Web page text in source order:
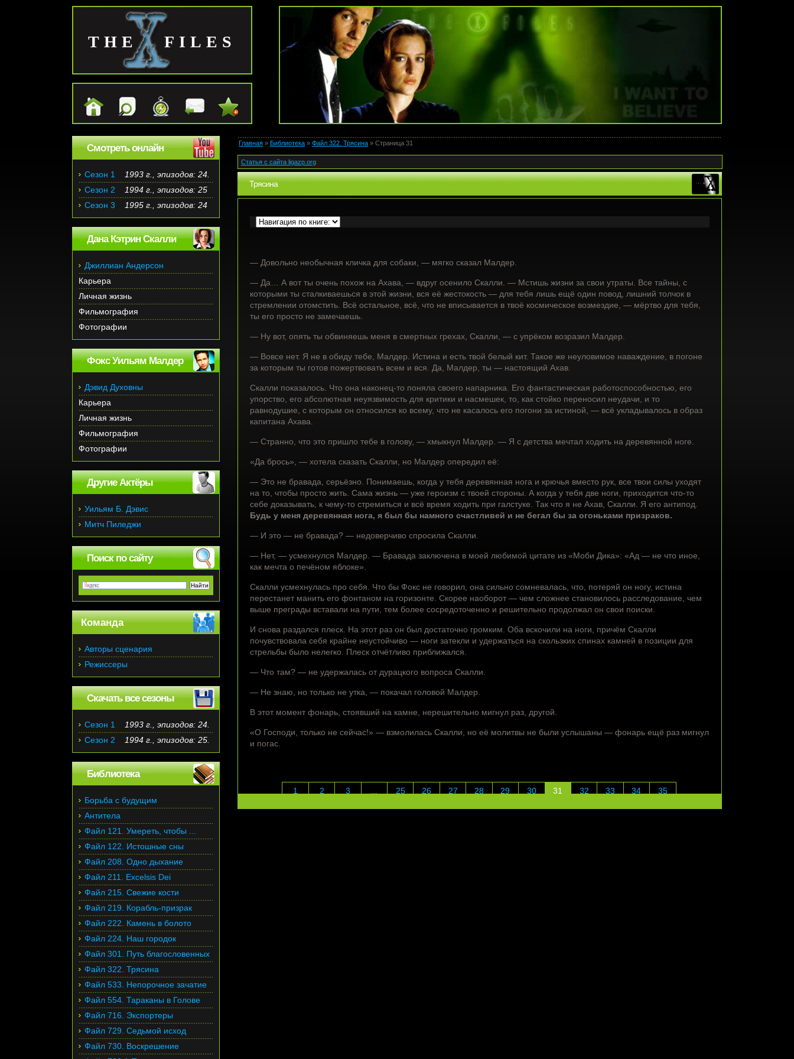
THE FILES
Главная » Библиотека » Файл 322. Трясина » Страница 31
Статья с сайта ligazp.org
Трясина
— Довольно необычная кличка для собаки, — мягко сказал Малдер.
— Да… А вот ты очень похож на Ахава, — вдруг осенило Скалли. — Мстишь жизни за свои утраты. Все тайны, с
которыми ты сталкиваешься в этой жизни, вся её жестокость — для тебя лишь ещё один повод, лишний толчок в
стремлении отомстить. Всё остальное, всё, что не вписывается в твоё космическое возмездие, — мёртво для тебя,
ты его просто не замечаешь.
— Ну вот, опять ты обвиняешь меня в смертных грехах, Скалли, — с упрёком возразил Малдер.
— Вовсе нет. Я не в обиду тебе, Малдер. Истина и есть твой белый кит. Такое же неуловимое наваждение, в погоне
за которым ты готов пожертвовать всем и вся. Да, Малдер, ты — настоящий Ахав.
Скалли показалось. Что она наконец-то поняла своего напарника. Его фантастическая работоспособностью, его
упорство, его абсолютная неуязвимость для критики и насмешек, то, как стойко переносил неудачи, и то
равнодушие, с которым он относился ко всему, что не касалось его погони за истиной, — всё укладывалось в образ
капитана Ахава.
— Странно, что это пришло тебе в голову, — хмыкнул Малдер. — Я с детства мечтал ходить на деревянной ноге.
«Да брось», — хотела сказать Скалли, но Малдер опередил её:
— Это не бравада, серьёзно. Понимаешь, когда у тебя деревянная нога и крючья вместо рук, все твои силы уходят
на то, чтобы просто жить. Сама жизнь — уже героизм с твоей стороны. А когда у тебя две ноги, приходится что-то
себе доказывать, к чему-то стремиться и всё время ходить при галстуке. Так что я не Ахав, Скалли. Я его антипод.
Будь у меня деревянная нога, я был бы намного счастливей и не бегал бы за огоньками призраков.
— И это — не бравада? — недоверчиво спросила Скалли.
— Нет, — усмехнулся Малдер. — Бравада заключена в моей любимой цитате из «Моби Дика»: «Ад — не что иное,
как мечта о печёном яблоке».
Скалли усмехнулась про себя. Что бы Фокс не говорил, она сильно сомневалась, что, потеряй он ногу, истина
перестанет манить его фонтаном на горизонте. Скорее наоборот — чем сложнее становилось расследование, чем
выше преграды вставали на пути, тем более сосредоточенно и решительно продолжал он свои поиски.
И снова раздался плеск. На этот раз он был достаточно громким. Оба вскочили на ноги, причём Скалли
почувствовала себя крайне неустойчиво — ноги затекли и удержаться на скользких спинах камней в позиции для
стрельбы было нелегко. Плеск отчётливо приближался.
— Что там? — не удержалась от дурацкого вопроса Скалли.
— Не знаю, но только не утка, — покачал головой Малдер.
В этот момент фонарь, стоявший на камне, нерешительно мигнул раз, другой.
«О Господи, только не сейчас!» — взмолилась Скалли, но её молитвы не были услышаны — фонарь ещё раз мигнул
и погас.
1 2 3 25 26 27 28 29 30 31 32 33 34 35
Смотреть онлайн
Сезон 1
1993 г., эпизодов: 24.
Сезон 2
1994 г., эпизодов: 25
Сезон 3
1995 г., эпизодов: 24
Дана Кэтрин Скалли
Джиллиан Андерсон
Карьера
Личная жизнь
Фильмография
Фотографии
Фокс Уильям Малдер
Дэвид Духовны
Карьера
Личная жизнь
Фильмография
Фотографии
Другие Актёры
Уильям Б. Дэвис
Митч Пиледжи
Поиск по сайту
Команда
Авторы сценария
Режиссеры
Скачать все сезоны
Сезон 1
1993 г., эпизодов: 24.
Сезон 2
1994 г., эпизодов: 25.
Библиотека
Борьба с будущим
Антитела
Файл 121. Умереть, чтобы ...
Файл 122. Истошные сны
Файл 208. Одно дыхание
Файл 211. Excelsis Dei
Файл 215. Свежие кости
Файл 219. Корабль-призрак
Файл 222. Камень в болото
Файл 224. Наш городок
Файл 301. Путь благословенных
Файл 322. Трясина
Файл 533. Непорочное зачатие
Файл 554. Тараканы в Голове
Файл 716. Экспортеры
Файл 729. Седьмой исход
Файл 730. Воскрешение